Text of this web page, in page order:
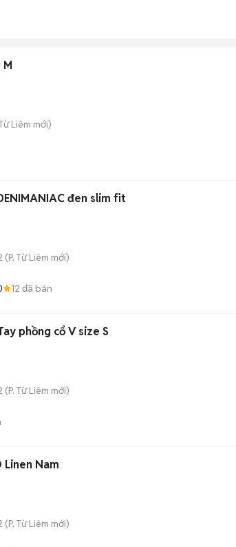
Liêm mới)
đen slim fit
(P. Từ Liêm mới)
12 đã bán
phồng cổ V size S
(P. Từ Liêm mới)
Linen Nam
(P. Từ Liêm mới)